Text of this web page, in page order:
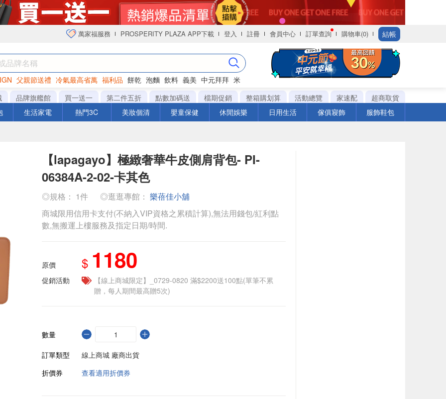
萬家福服務 PROSPERITY PLAZA APP下載 登入 註冊 會員中心 訂單查詢 購物車(0) 結帳
父親節送禮 冷氣最高省萬 福利品 餅乾 泡麵 飲料 義美 中元拜拜 米
衛生紙
品牌旗艦館 買一送一 第二件五折 點數加碼送 檔期促銷 整箱購划算 活動總覽 家速配
超商取貨
生活家電 熱門3C 美妝個清 嬰童保健 休閒娛樂 日用生活 傢俱寢飾 服飾鞋包
【lapagayo】極緻奢華牛皮側肩背包- PI-
06384A-2-02-卡其色
◎規格： 1件 ◎逛逛專館： 樂蓓佳小舖
商城限用信用卡支付(不納入VIP資格之累積計算),無法用錢包/紅利點
數,無搬運上樓服務及指定日期/時間.
原價 $ 1180
促銷活動
【線上商城限定】_0729-0820 滿$2200送100點(單筆不累
贈，每人期間最高贈5次)
數量
訂單類型
線上商城 廠商出貨
折價券
查看適用折價券